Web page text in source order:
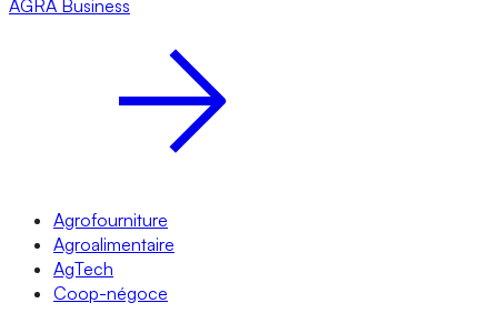
AGRA Business
Agrofourniture
Agroalimentaire
AgTech
Coop-négoce